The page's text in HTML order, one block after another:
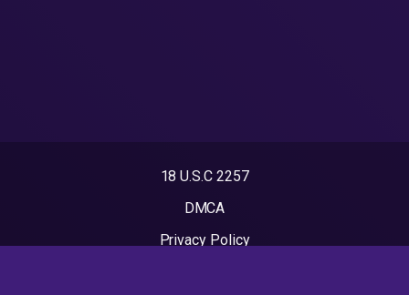
18 U.S.C 2257
DMCA
Privacy Policy